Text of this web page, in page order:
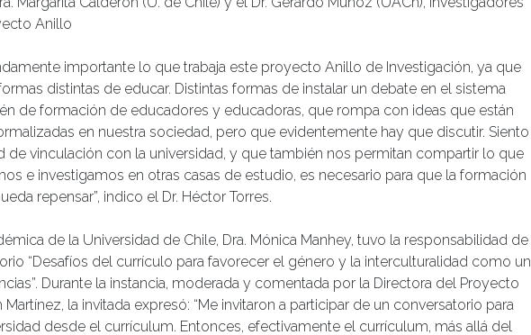
Anillo
importante lo que trabaja este proyecto Anillo de Investigación, ya que
distintas de educar. Distintas formas de instalar un debate en el sistema
de formación de educadores y educadoras, que rompa con ideas que están
en nuestra sociedad, pero que evidentemente hay que discutir. Siento
de vinculación con la universidad, y que también nos permitan compartir lo que
e investigamos en otras casas de estudio, es necesario para que la formación
repensar”, indico el Dr. Héctor Torres.
de la Universidad de Chile, Dra. Mónica Manhey, tuvo la responsabilidad de
“Desafíos del currículo para favorecer el género y la interculturalidad como un
Durante la instancia, moderada y comentada por la Directora del Proyecto
Martínez, la invitada expresó: “Me invitaron a participar de un conversatorio para
desde el currículum. Entonces, efectivamente el currículum, más allá del